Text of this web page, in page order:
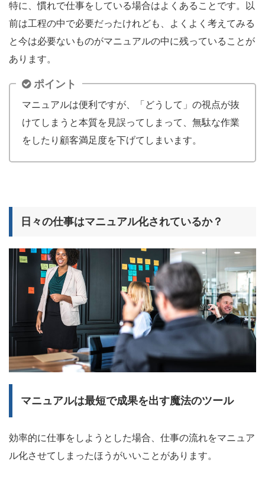
特に、慣れで仕事をしている場合はよくあることです。
以
前は工程の中で必要だったけれども、よくよく考えてみる
と今は必要ないものがマニュアルの中に残っていることが
あります。
ポイント
マニュアルは便利ですが、「どうして」の視点が抜
けてしまうと本質を見誤ってしまって、無駄な作業
をしたり顧客満足度を下げてしまいます。
日々の仕事はマニュアル化されているか？
マニュアルは最短で成果を出す魔法のツール
効率的に仕事をしようとした場合、仕事の流れをマニュア
ル化させてしまったほうがいいことがあります。